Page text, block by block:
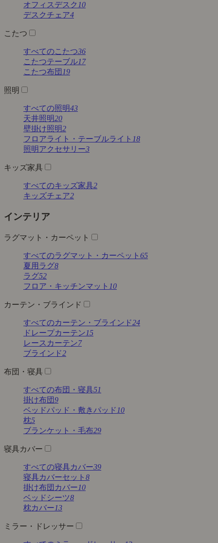
オフィスデスク 10
デスクチェア4
こたつ
すべてのこたつ36
こたつテーブル17
こたつ布団 19
照明
すべての照明43
天井照明20
壁掛け照明2
フロアライト・テーブルライト 18
照明アクセサリー3
キッズ家具
すべてのキッズ家具2
キッズチェア2
インテリア
ラグマット・カーペット
すべてのラグマット・カーペット 65
夏用ラグ8
ラグ52
フロア・キッチンマット 10
カーテン・ブラインド
すべてのカーテン・ブラインド24
ドレープカーテン15
レースカーテン7
ブラインド2
布団・寝具
すべての布団・寝具51
掛け布団9
ベッドパッド・敷きパッド 10
枕5
ブランケット・毛布29
寝具カバー
すべての寝具カバー39
寝具カバーセット 8
掛け布団カバー10
ベッドシーツ8
枕カバー13
ミラー・ドレッサー